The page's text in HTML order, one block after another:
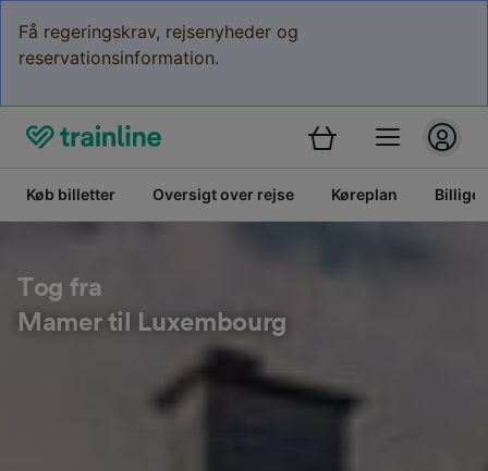
Få regeringskrav, rejsenyheder og
reservationsinformation.
Køb billetter Oversigt over rejse Køreplan Billige
Tog fra
Mamer til Luxembourg